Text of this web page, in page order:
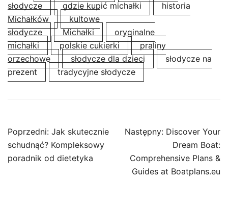
słodycze
gdzie kupić michałki
historia
Michałków
kultowe
słodycze
Michałki
oryginalne
michałki
polskie cukierki
praliny
orzechowe
słodycze dla dzieci
słodycze na
prezent
tradycyjne słodycze
Nawigacja
wpisu
Poprzedni: Jak skutecznie
schudnąć? Kompleksowy
poradnik od dietetyka
Następny: Discover Your
Dream Boat:
Comprehensive Plans &
Guides at Boatplans.eu